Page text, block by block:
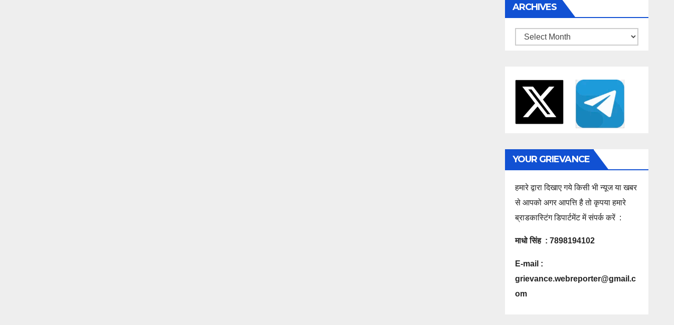
ARCHIVES
Archives
YOUR GRIEVANCE
हमारे द्वारा दिखाए गये किसी भी न्यूज या खबर
से आपको अगर आपत्ति है तो कृपया हमारे
ब्राडकास्टिंग डिपार्टमेंट में संपर्क करें :
माधो सिंह : 7898194102
E-mail :
grievance.webreporter@gmail.c
om